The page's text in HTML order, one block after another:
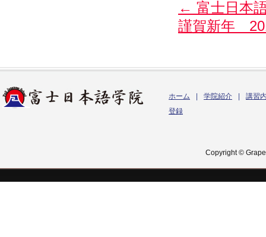
← 富士日本
謹賀新年
ホーム 学院紹介
講習
登録
Copyright ©